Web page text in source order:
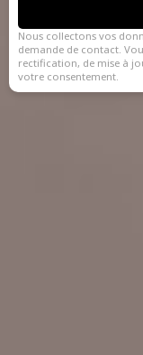
Nous collectons vos
demande de contact.
rectification, de mise à
votre consentement.